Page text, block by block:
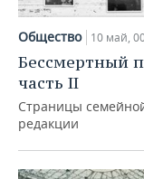
НЕФТЕХИМИЯ
НЕФТЬ
ОПК
ЭНЕРГЕТИКА
РОЗНИЧНАЯ
ТРАНСПОРТ
УСЛУГИ
НОВОСТИ
МЕДИА
МЕРОПРИЯТИЯ
НОВОСТИ
ВЫЕЗДНАЯ
СПОРТ
НОВОСТИ
ОБЩЕСТВО
Общество 10 май,
Бессмертный
часть II
Страницы
редакции